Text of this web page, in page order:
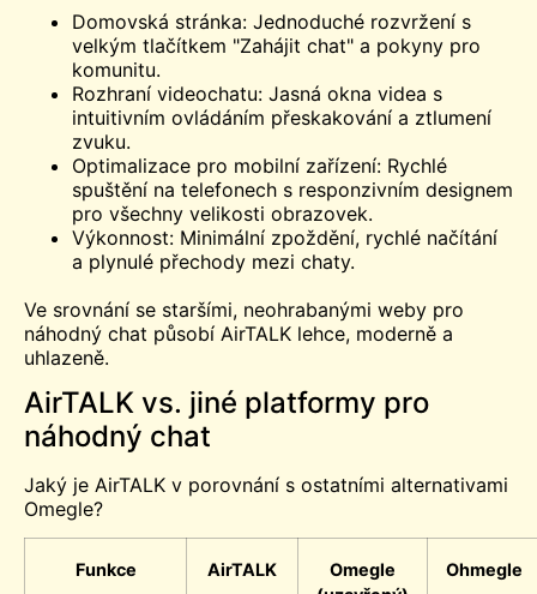
Domovská stránka: Jednoduché rozvržení s
velkým tlačítkem "Zahájit chat" a pokyny pro
komunitu.
Rozhraní videochatu: Jasná okna videa s
intuitivním ovládáním přeskakování a ztlumení
zvuku.
Optimalizace pro mobilní zařízení: Rychlé
spuštění na telefonech s responzivním designem
pro všechny velikosti obrazovek.
Výkonnost: Minimální zpoždění, rychlé načítání
a plynulé přechody mezi chaty.
Ve srovnání se staršími, neohrabanými weby pro
náhodný chat působí AirTALK lehce, moderně a
uhlazeně.
AirTALK vs. jiné platformy pro
náhodný chat
Jaký je AirTALK v porovnání s ostatními alternativami
Omegle?
Funkce AirTALK
Omegle
Ohmegle